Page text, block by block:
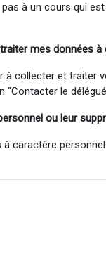
à un cours qui
mes données
collecter et traiter
"Contacter le
ou leur
caractère